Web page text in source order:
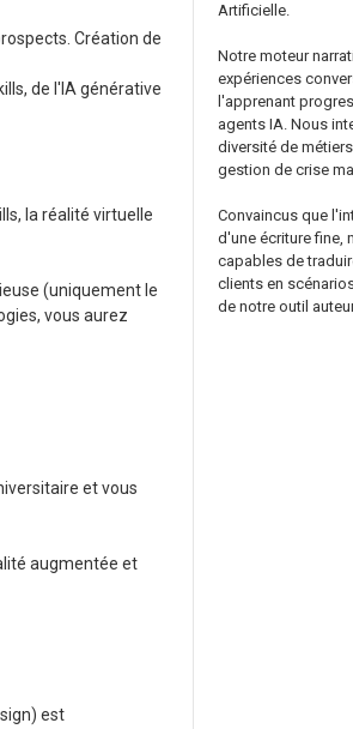
Artificielle.
Notre moteur
expériences
l'apprenant
agents IA. Nous
diversité de
gestion de crise
Convaincus que
d'une écriture fine,
capables de
clients en
de notre outil
Création de
de l'IA générative
la réalité virtuelle
(uniquement le
vous aurez
et vous
augmentée et
est